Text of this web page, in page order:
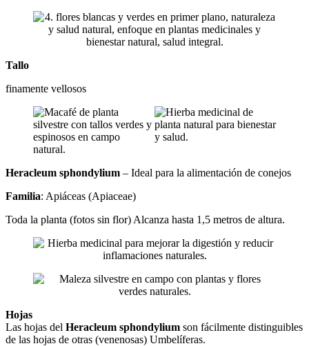
Tallo
finamente vellosos
Heracleum sphondylium – Ideal para la alimentación de conejos
Familia: Apiáceas (Apiaceae)
Toda la planta (fotos sin flor) Alcanza hasta 1,5 metros de altura.
Hojas
Las hojas del Heracleum sphondylium son fácilmente distinguibles
de las hojas de otras (venenosas) Umbelíferas.